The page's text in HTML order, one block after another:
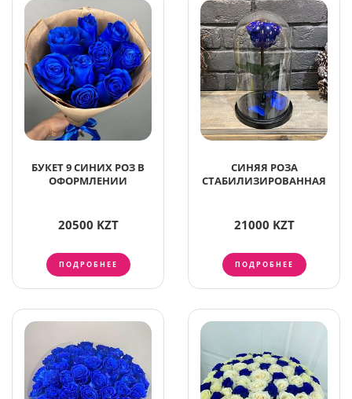
БУКЕТ 9 СИНИХ РОЗ В
ОФОРМЛЕНИИ
20500 KZT
ПОДРОБНЕЕ
СИНЯЯ РОЗА
СТАБИЛИЗИРОВАННАЯ
21000 KZT
ПОДРОБНЕЕ